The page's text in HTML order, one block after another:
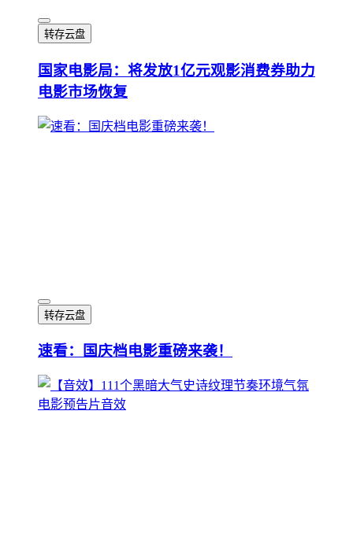
转存云盘
国家电影局：将发放1亿元观影消费券助力
电影市场恢复
转存云盘
速看：国庆档电影重磅来袭！